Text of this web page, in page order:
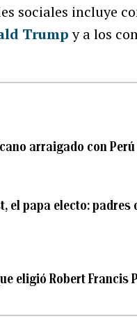
sociales incluye
Trumpy a los
arraigado con Perú
el papa electo:
eligió Robert Francis